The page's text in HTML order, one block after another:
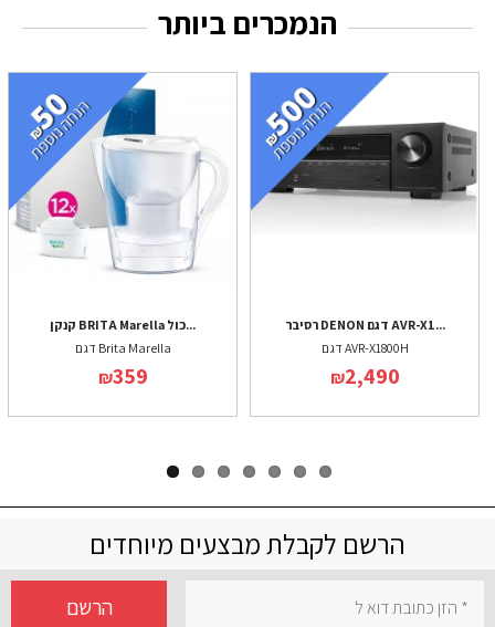
הנמכרים ביותר
קנקן BRITA Marella כול...
דגם Brita Marella
₪359
רסיבר DENON דגם AVR-X1...
דגם AVR-X1800H
₪2,490
הרשם לקבלת מבצעים מיוחדים
הרשם